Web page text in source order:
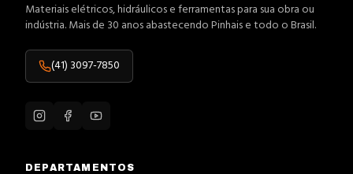
Materiais elétricos, hidráulicos e ferramentas para sua obra ou
indústria. Mais de 30 anos abastecendo Pinhais e todo o Brasil.
(41) 3097-7850
DEPARTAMENTOS